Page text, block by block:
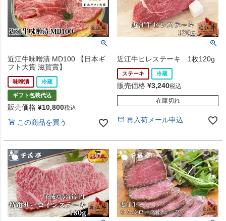
近江牛味噌漬 MD100 【日本ギ
フト大賞 滋賀賞】
味噌漬 冷蔵
ギフト包装代込
販売価格 ¥10,800税込
この商品を買う
近江牛ヒレステーキ 1枚120g
ステーキ 冷蔵
販売価格 ¥3,240税込
在庫切れ
再入荷メール申込